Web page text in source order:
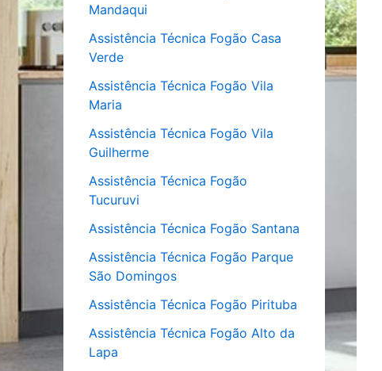
Mandaqui
Assistência Técnica Fogão Casa
Verde
Assistência Técnica Fogão Vila
Maria
Assistência Técnica Fogão Vila
Guilherme
Assistência Técnica Fogão
Tucuruvi
Assistência Técnica Fogão Santana
Assistência Técnica Fogão Parque
São Domingos
Assistência Técnica Fogão Pirituba
Assistência Técnica Fogão Alto da
Lapa